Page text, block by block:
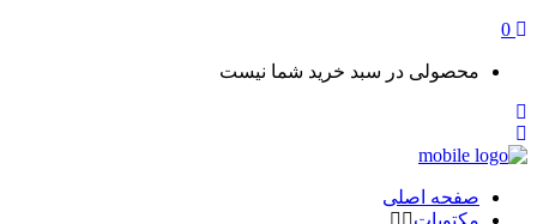
0
محصولی در سبد خرید شما نیست
صفحه اصلی
مکتوبات